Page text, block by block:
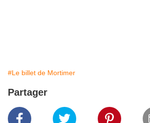
#Le billet de Mortimer
Partager